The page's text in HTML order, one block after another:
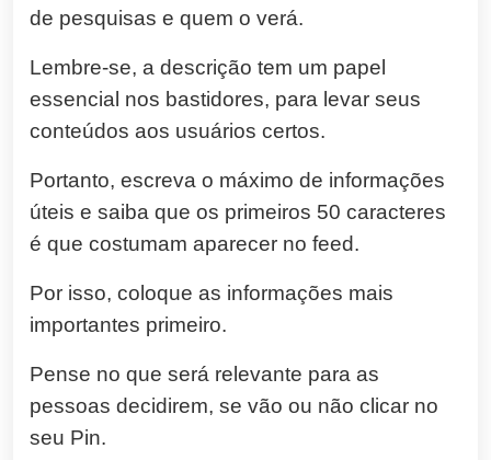
de pesquisas e quem o verá.
Lembre-se, a descrição tem um papel
essencial nos bastidores, para levar seus
conteúdos aos usuários certos.
Portanto, escreva o máximo de informações
úteis e saiba que os primeiros 50 caracteres
é que costumam aparecer no feed.
Por isso, coloque as informações mais
importantes primeiro.
Pense no que será relevante para as
pessoas decidirem, se vão ou não clicar no
seu Pin.